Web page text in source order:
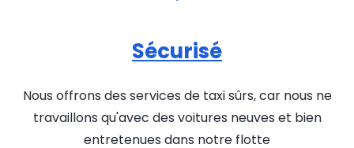
Sécurisé
Nous offrons des services de taxi sûrs, car nous ne
travaillons qu'avec des voitures neuves et bien
entretenues dans notre flotte